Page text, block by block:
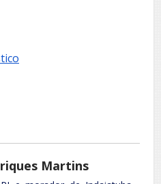
Martins